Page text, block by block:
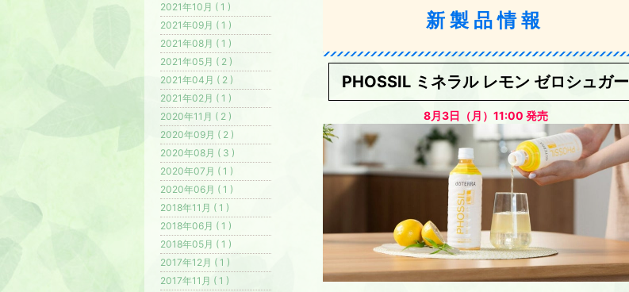
新製品情報
PHOSSIL ミネラル レモン ゼロシュガー
8月3日（月）11:00 発売
2021年10月 ( 1 )
2021年09月 ( 1 )
2021年08月 ( 1 )
2021年05月 ( 2 )
2021年04月 ( 2 )
2021年02月 ( 1 )
2020年11月 ( 2 )
2020年09月 ( 2 )
2020年08月 ( 3 )
2020年07月 ( 1 )
2020年06月 ( 1 )
2018年11月 ( 1 )
2018年06月 ( 1 )
2018年05月 ( 1 )
2017年12月 ( 1 )
2017年11月 ( 1 )